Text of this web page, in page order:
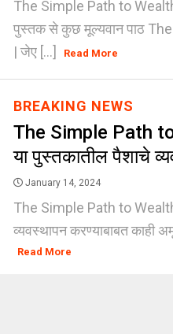
The Simple Path to
पुस्तक से कुछ मूल्यवान पाठ
| जेए [...]
Read More
BREAKING NEWS
The Simple Path
या पुस्तकातील पैशाचे
January 14, 2024
The Simple Path to
व्यवस्थापन करण्याबाबत
Read More